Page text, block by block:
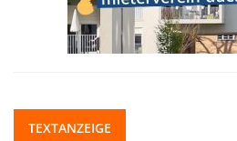
TEXTANZEIGE